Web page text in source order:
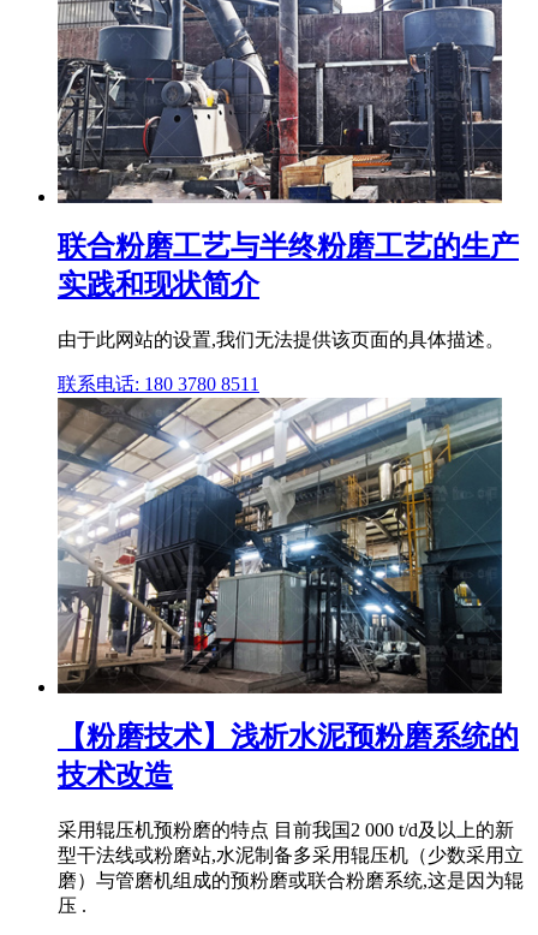
联合粉磨工艺与半终粉磨工艺的生产
实践和现状简介
由于此网站的设置,我们无法提供该页面的具体描述。
联系电话: 180 3780 8511
【粉磨技术】浅析水泥预粉磨系统的
技术改造
采用辊压机预粉磨的特点 目前我国2 000 t/d及以上的新
型干法线或粉磨站,水泥制备多采用辊压机（少数采用立
磨）与管磨机组成的预粉磨或联合粉磨系统,这是因为辊
压 .